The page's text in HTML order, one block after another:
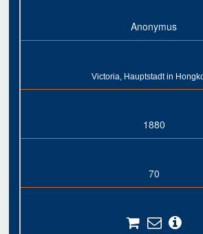
Anonymus
Victoria, Hauptstadt in
1880
70